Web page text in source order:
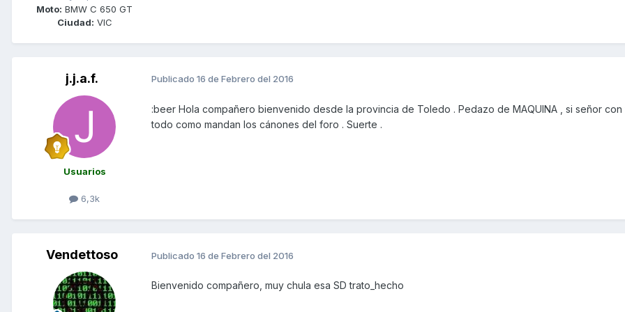
Moto: BMW C 650 GT
Ciudad: VIC
j.j.a.f.
Usuarios
6,3k
Publicado 16 de Febrero del 2016
:beer Hola compañero bienvenido desde la provincia de Toledo . Pedazo de MAQUINA , si señor
todo como mandan los cánones del foro . Suerte .
Vendettoso Publicado 16 de Febrero del 2016
Bienvenido compañero, muy chula esa SD trato_hecho